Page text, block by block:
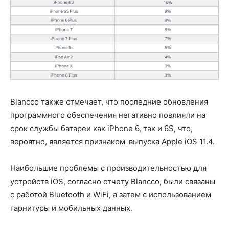
Blancco также отмечает, что последние обновления
программного обеспечения негативно повлияли на
срок службы батареи как iPhone 6, так и 6S, что,
вероятно, является признаком выпуска Apple iOS 11.4.
Наибольшие проблемы с производительностью для
устройств iOS, согласно отчету Blancco, были связаны
с работой Bluetooth и WiFi, а затем с использованием
гарнитуры и мобильных данных.